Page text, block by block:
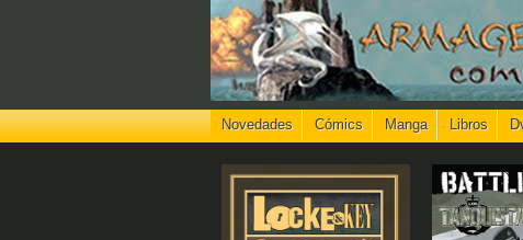
Novedades Cómics Manga Libros